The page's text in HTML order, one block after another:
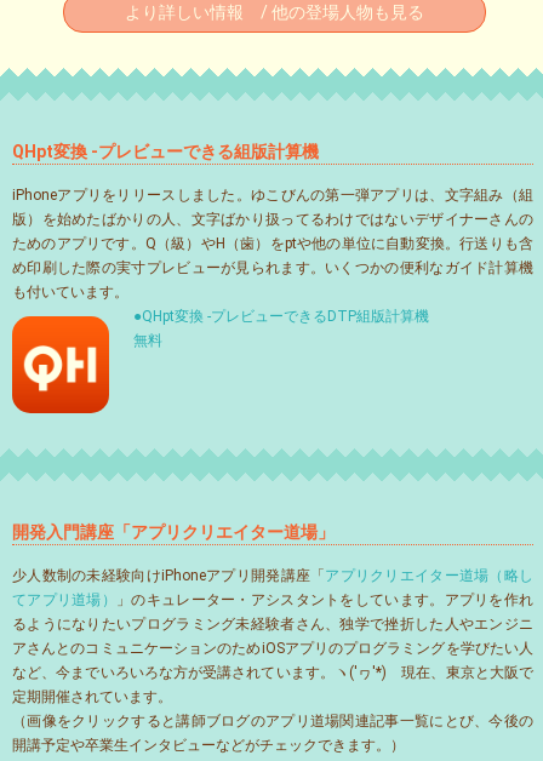
より詳しい情報 / 他の登場人物も見る
QHpt変換 -プレビューできる組版計算機
iPhoneアプリをリリースしました。ゆこびんの第一弾アプリは、文字組み（組
版）を始めたばかりの人、文字ばかり扱ってるわけではないデザイナーさんの
ためのアプリです。Q（級）やH（歯）をptや他の単位に自動変換。行送りも含
め印刷した際の実寸プレビューが見られます。いくつかの便利なガイド計算機
も付いています。
●QHpt変換 -プレビューできるDTP組版計算機
無料
開発入門講座「アプリクリエイター道場」
少人数制の未経験向けiPhoneアプリ開発講座「 アプリクリエイター道場（略し
てアプリ道場）
」のキュレーター・アシスタントをしています。アプリを作れ
るようになりたいプログラミング未経験者さん、独学で挫折した人やエンジニ
アさんとのコミュニケーションのためiOSアプリのプログラミングを学びたい人
など、今までいろいろな方が受講されています。ヽ('ヮ'*)ゝ現在、東京と大阪で
定期開催されています。
（画像をクリックすると講師ブログのアプリ道場関連記事一覧にとび、今後の
開講予定や卒業生インタビューなどがチェックできます。）